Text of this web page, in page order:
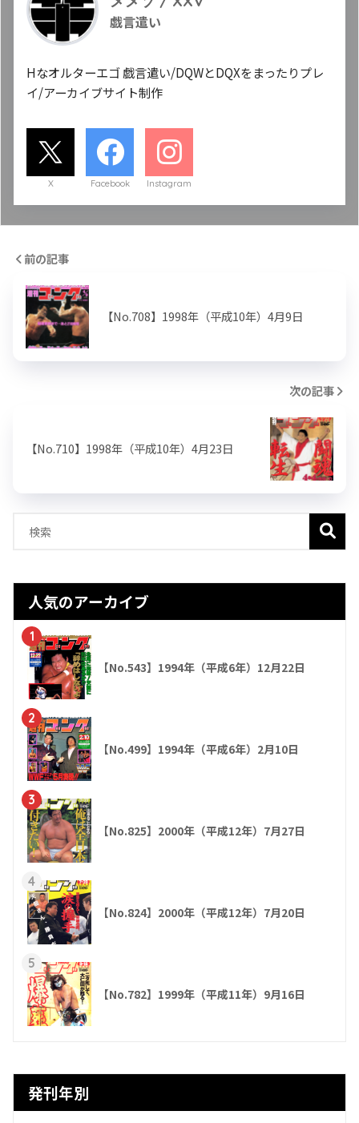
戯言遣い
Hなオルターエゴ 戯言遣い/DQWとDQXをまったりプレ
イ/アーカイブサイト制作
X Facebook Instagram
前の記事
【No.708】1998年（平成10年）4月9日
次の記事
【No.710】1998年（平成10年）4月23日
人気のアーカイブ
1
【No.543】1994年（平成6年）12月22日
2
【No.499】1994年（平成6年）2月10日
3
【No.825】2000年（平成12年）7月27日
4
【No.824】2000年（平成12年）7月20日
5
【No.782】1999年（平成11年）9月16日
発刊年別